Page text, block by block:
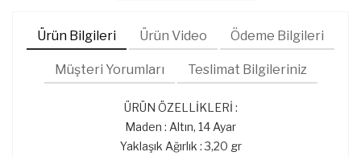
Ürün Bilgileri Ürün Video Ödeme Bilgileri
Müşteri Yorumları Teslimat Bilgileriniz
ÜRÜN ÖZELLİKLERİ :
Maden : Altın, 14 Ayar
Yaklaşık Ağırlık : 3,20 gr